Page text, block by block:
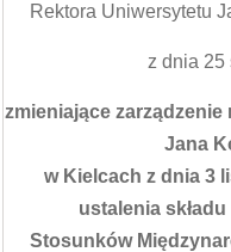
Rektora Uniwersytetu
z dnia 25
zmieniające zarządzenie
Jana
w Kielcach z dnia 3
ustalenia składu
Stosunków